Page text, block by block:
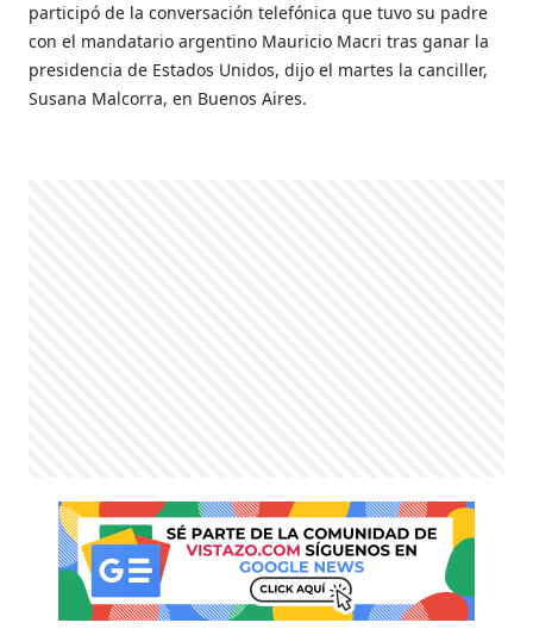
participó de la conversación telefónica que tuvo su padre
con el mandatario argentino Mauricio Macri tras ganar la
presidencia de Estados Unidos, dijo el martes la canciller,
Susana Malcorra, en Buenos Aires.